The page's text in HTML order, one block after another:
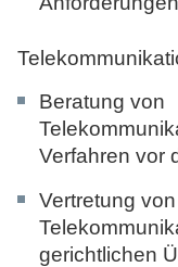
Beratung von
Verfahren vor
Vertretung von
gerichtlichen